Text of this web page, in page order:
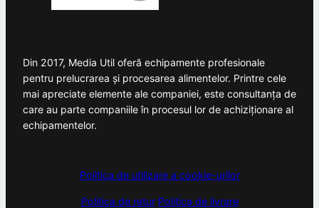
Din 2017, Media Util oferă echipamente profesionale
pentru prelucrarea și procesarea alimentelor. Printre cele
mai apreciate elemente ale companiei, este consultanța de
care au parte companiile în procesul lor de achiziționare al
echipamentelor.
Politica de utilizare a cookie-urilor
Politica de retur Politica de livrare